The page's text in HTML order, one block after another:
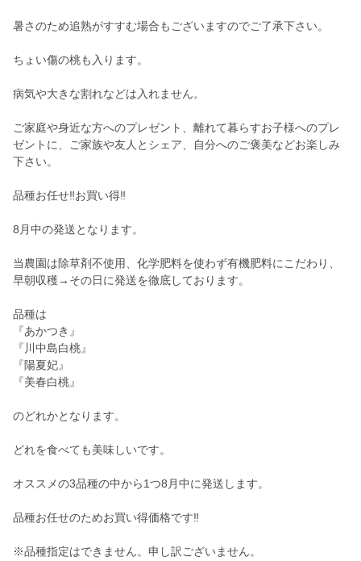
暑さのため追熟がすすむ場合もございますのでご了承下さい。
ちょい傷の桃も入ります。
病気や大きな割れなどは入れません。
ご家庭や身近な方へのプレゼント、離れて暮らすお子様へのプレ
ゼントに、ご家族や友人とシェア、自分へのご褒美などお楽しみ
下さい。
品種お任せ‼︎お買い得‼︎
8月中の発送となります。
当農園は除草剤不使用、化学肥料を使わず有機肥料にこだわり、
早朝収穫→その日に発送を徹底しております。
品種は
『あかつき』
『川中島白桃』
『陽夏妃』
『美春白桃』
のどれかとなります。
どれを食べても美味しいです。
オススメの3品種の中から1つ8月中に発送します。
品種お任せのためお買い得価格です‼︎
※品種指定はできません。申し訳ございません。